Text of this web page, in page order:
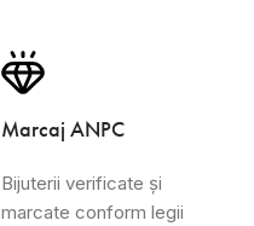
Marcaj ANPC
Bijuterii verificate și
marcate conform legii